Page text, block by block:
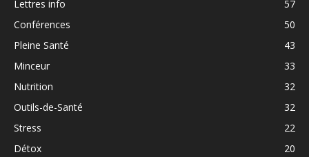
Lettres info
57
Conférences
50
Pleine Santé
43
Minceur
33
Nutrition
32
Outils-de-Santé
32
Stress
22
Détox
20